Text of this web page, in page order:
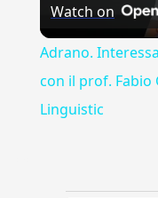
Watch on
Adrano.
con il prof. Fabio
Linguistic